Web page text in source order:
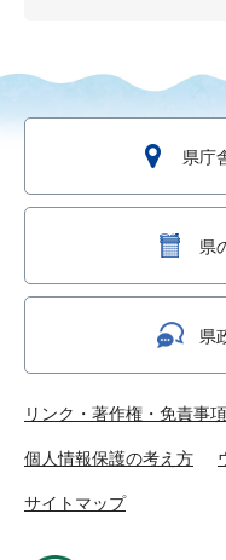
県庁
県
県
リンク・著作権・免責事項
個人情報保護の考え方
サイトマップ